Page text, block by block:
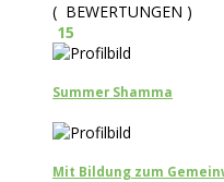
( BEWERTUNGEN )
15
Summer Shamma
Mit Bildung zum